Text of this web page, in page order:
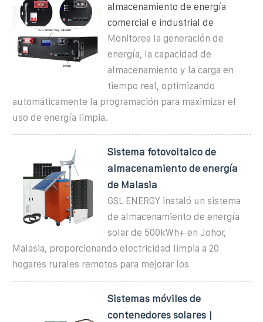
almacenamiento de energía
comercial e industrial de
Monitorea la generación de
energía, la capacidad de
almacenamiento y la carga en
tiempo real, optimizando
automáticamente la programación para maximizar el
uso de energía limpia.
Sistema fotovoltaico de
almacenamiento de energía
de Malasia
GSL ENERGY instaló un sistema
de almacenamiento de energía
solar de 500kWh+ en Johor,
Malasia, proporcionando electricidad limpia a 20
hogares rurales remotos para mejorar los
Sistemas móviles de
contenedores solares |